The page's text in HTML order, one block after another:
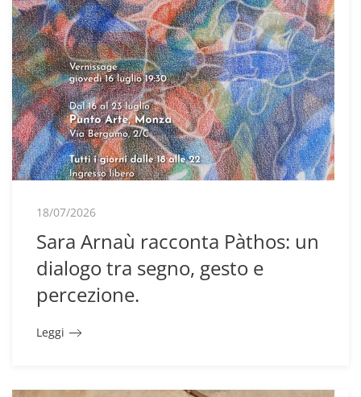
18/07/2026
Sara Arnaù racconta Pàthos: un
dialogo tra segno, gesto e
percezione.
Leggi